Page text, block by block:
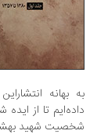
بهانه‌ انتشاراین
تا از ایده‌
شهید بهشتی در